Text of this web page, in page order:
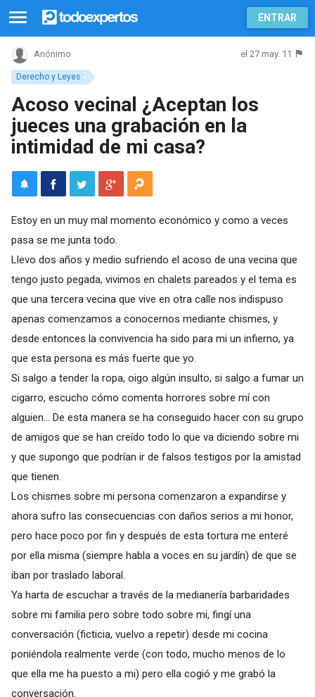
ENTRAR
Derecho y Leyes
Anónimo el 27 may. 11
Acoso vecinal ¿Aceptan los
jueces una grabación en la
intimidad de mi casa?
Estoy en un muy mal momento económico y como a veces
pasa se me junta todo.
Llevo dos años y medio sufriendo el acoso de una vecina que
tengo justo pegada, vivimos en chalets pareados y el tema es
que una tercera vecina que vive en otra calle nos indispuso
apenas comenzamos a conocernos mediante chismes, y
desde entonces la convivencia ha sido para mi un infierno, ya
que esta persona es más fuerte que yo.
Si salgo a tender la ropa, oigo algún insulto, si salgo a fumar un
cigarro, escucho cómo comenta horrores sobre mí con
alguien... De esta manera se ha conseguido hacer con su grupo
de amigos que se han creído todo lo que va diciendo sobre mi
y que supongo que podrían ir de falsos testigos por la amistad
que tienen.
Los chismes sobre mi persona comenzaron a expandirse y
ahora sufro las consecuencias con daños serios a mi honor,
pero hace poco por fin y después de esta tortura me enteré
por ella misma (siempre habla a voces en su jardín) de que se
iban por traslado laboral.
Ya harta de escuchar a través de la medianería barbaridades
sobre mi familia pero sobre todo sobre mi, fingí una
conversación (ficticia, vuelvo a repetir) desde mi cocina
poniéndola realmente verde (con todo, mucho menos de lo
que ella me ha puesto a mi) pero ella cogió y me grabó la
conversación.